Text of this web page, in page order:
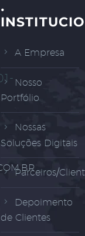
·
A Empresa
Nosso
Portfólio
Nossas
Soluções Digitais
Parceiros/
Depoimento
de Clientes